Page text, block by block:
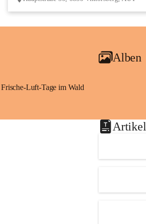
Alben
Frische-Luft-Tage im Wald
Artikel